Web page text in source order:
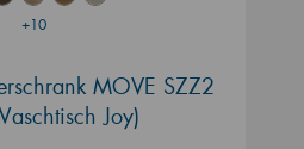
+10
MOVE SZZ2
Joy)